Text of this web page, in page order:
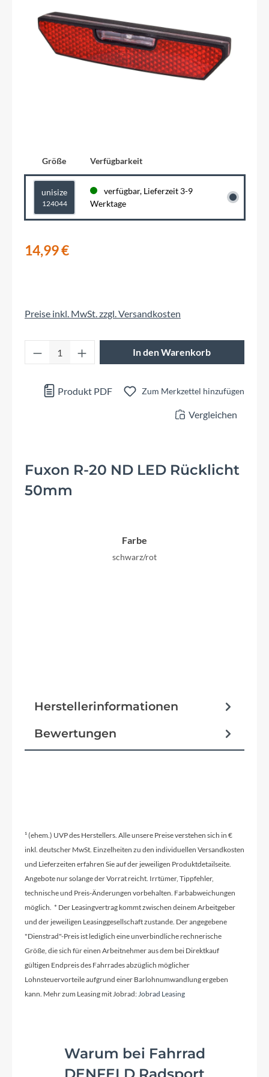
Größe Verfügbarkeit
unisize
124044
verfügbar, Lieferzeit 3-9
Werktage
14,99 €
Preise inkl. MwSt. zzgl. Versandkosten
Produkt Anzahl: Gib den gewünschten
In den Warenkorb
Produkt PDF Zum Merkzettel hinzufügen
Vergleichen
Fuxon R-20 ND LED Rücklicht
50mm
Farbe
schwarz/rot
Herstellerinformationen
Bewertungen
¹ (ehem.) UVP des Herstellers. Alle unsere Preise verstehen sich in €
inkl. deutscher MwSt. Einzelheiten zu den individuellen Versandkosten
und Lieferzeiten erfahren Sie auf der jeweiligen Produktdetailseite.
Angebote nur solange der Vorrat reicht. Irrtümer, Tippfehler,
technische und Preis-Änderungen vorbehalten. Farbabweichungen
möglich. * Der Leasingvertrag kommt zwischen deinem Arbeitgeber
und der jeweiligen Leasinggesellschaft zustande. Der angegebene
"Dienstrad"-Preis ist lediglich eine unverbindliche rechnerische
Größe, die sich für einen Arbeitnehmer aus dem bei Direktkauf
gültigen Endpreis des Fahrrades abzüglich möglicher
Lohnsteuervorteile aufgrund einer Barlohnumwandlung ergeben
kann. Mehr zum Leasing mit Jobrad:Jobrad Leasing
Warum bei Fahrrad